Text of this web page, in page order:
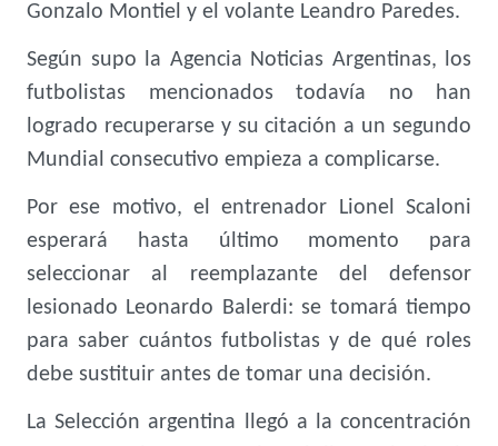
Gonzalo Montiel y el volante Leandro Paredes.
Según supo la Agencia Noticias Argentinas, los
futbolistas mencionados todavía no han
logrado recuperarse y su citación a un segundo
Mundial consecutivo empieza a complicarse.
Por ese motivo, el entrenador Lionel Scaloni
esperará hasta último momento para
seleccionar al reemplazante del defensor
lesionado Leonardo Balerdi: se tomará tiempo
para saber cuántos futbolistas y de qué roles
debe sustituir antes de tomar una decisión.
La Selección argentina llegó a la concentración